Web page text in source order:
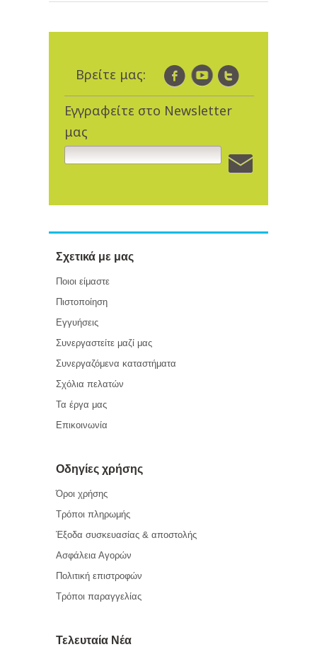
Βρείτε μας:
Εγγραφείτε στο Newsletter
μας
Σχετικά με μας
Ποιοι είμαστε
Πιστοποίηση
Εγγυήσεις
Συνεργαστείτε μαζί μας
Συνεργαζόμενα καταστήματα
Σχόλια πελατών
Τα έργα μας
Επικοινωνία
Οδηγίες χρήσης
Όροι χρήσης
Τρόποι πληρωμής
Έξοδα συσκευασίας & αποστολής
Ασφάλεια Αγορών
Πολιτική επιστροφών
Τρόποι παραγγελίας
Τελευταία Νέα